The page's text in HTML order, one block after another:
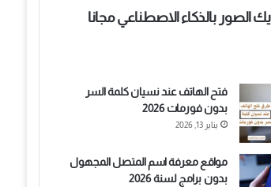
الصور بالذكاء الاصطناعي مجانا
فتح الهاتف عند نسيان كلمة السر
بدون فورمات 2026
يناير 13, 2026
مواقع معرفة اسم المتصل المجهول
بدون برامج لسنة 2026